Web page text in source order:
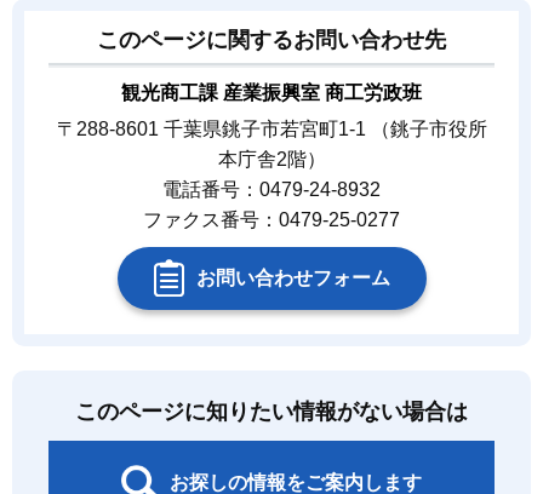
このページに関するお問い合わせ先
観光商工課 産業振興室 商工労政班
〒288-8601 千葉県銚子市若宮町1-1 （銚子市役所
本庁舎2階）
電話番号：0479-24-8932
ファクス番号：0479-25-0277
お問い合わせフォーム
このページに知りたい情報がない場合は
お探しの情報をご案内します